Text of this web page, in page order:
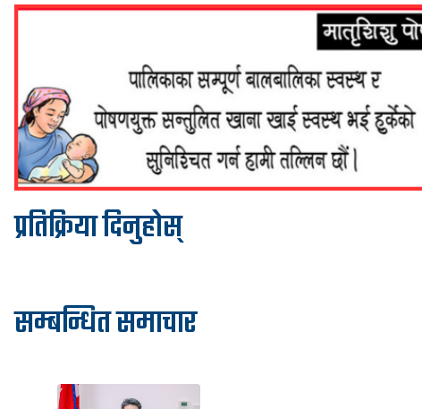
प्रतिक्रिया दिनुहोस्
सम्बन्धित समाचार